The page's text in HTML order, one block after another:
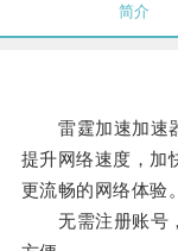
简介
雷霆加速加速器
提升网络速度，加
更流畅的网络体验。
无需注册账号，